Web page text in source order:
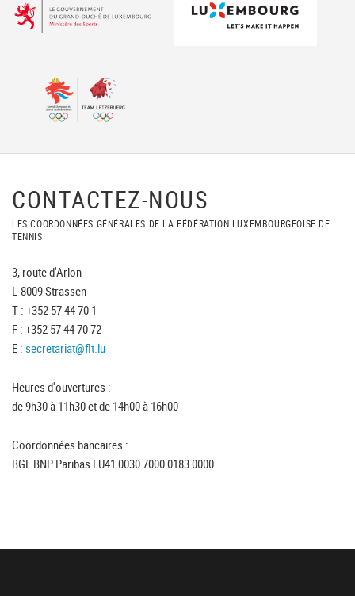
CONTACTEZ-NOUS
LES COORDONNÉES GÉNÉRALES DE LA FÉDÉRATION LUXEMBOURGEOISE DE
TENNIS
3, route d'Arlon
L-8009 Strassen
T : +352 57 44 70 1
F : +352 57 44 70 72
E : secretariat@flt.lu
Heures d'ouvertures :
de 9h30 à 11h30 et de 14h00 à 16h00
Coordonnées bancaires :
BGL BNP Paribas LU41 0030 7000 0183 0000